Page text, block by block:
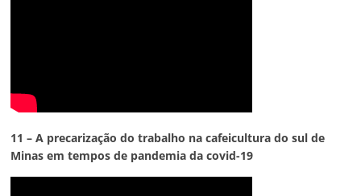
11 – A precarização do trabalho na cafeicultura do sul de
Minas em tempos de pandemia da covid-19